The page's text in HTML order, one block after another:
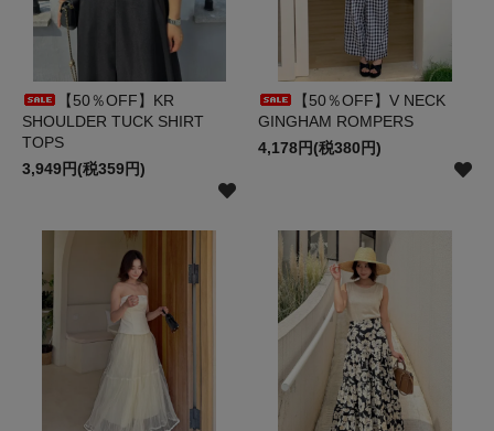
【50％OFF】KR
SHOULDER TUCK SHIRT
TOPS
3,949円(税359円)
【50％OFF】V NECK
GINGHAM ROMPERS
4,178円(税380円)